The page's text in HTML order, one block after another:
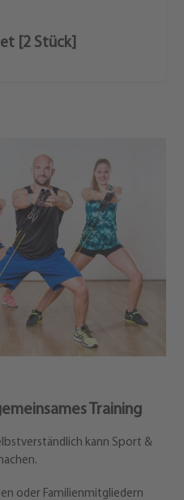
[2 Stück]
Training
kann Sport &
oder Familienmitgliedern